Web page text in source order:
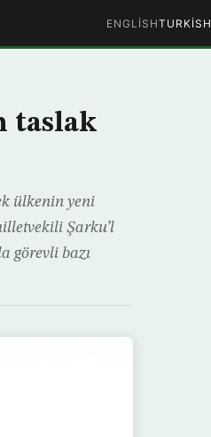
ENGLISHTURKISH
taslak
ülkenin yeni
Şarku’l
görevli bazı